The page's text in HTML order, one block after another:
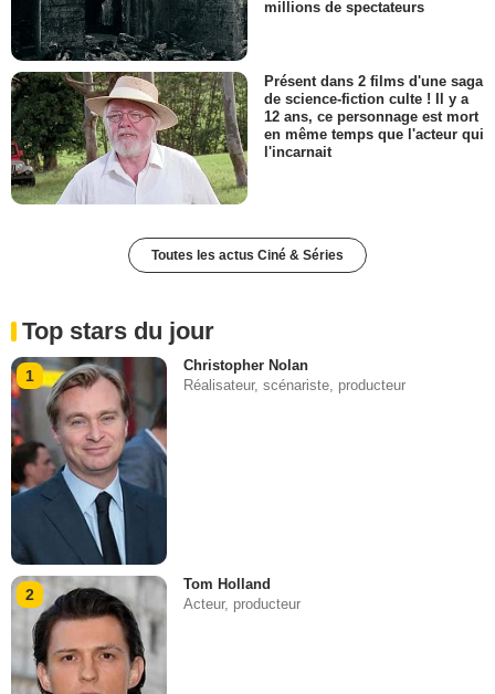
millions de spectateurs
Présent dans 2 films d'une saga
de science-fiction culte ! Il y a
12 ans, ce personnage est mort
en même temps que l'acteur qui
l'incarnait
Toutes les actus Ciné & Séries
Top stars du jour
1
Christopher Nolan
Réalisateur, scénariste, producteur
2
Tom Holland
Acteur, producteur